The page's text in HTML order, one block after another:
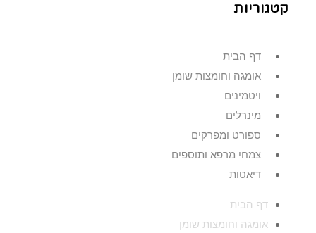
קטגוריות
דף הבית
אומגה וחומצות שומן
ויטמינים
מינרלים
ספורט ומפרקים
צמחי מרפא ותוספים
דיאטות
דף הבית
אומגה וחומצות שומן